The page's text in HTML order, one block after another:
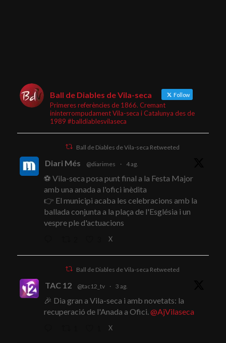
Ball de Diables de Vila-seca Follow
Primeres referències de 1866. Cremant
ininterrompudament Vila-seca i Catalunya des de
1989 #balldiablesvilaseca
Ball de Diables de Vila-seca Retweeted
Diari Més @diarimes · 4 ag.
⚽ Vila-seca posa punt final a la Festa Major
amb una anada a l'ofici inèdita
👉 El municipi acaba les celebracions amb la
ballada conjunta a la plaça de l'Església i un
vespre ple d'actuacions
X
Ball de Diables de Vila-seca Retweeted
TAC 12 @tac12_tv · 3 ag.
🎉 Dia gran a Vila-seca i amb novetats: la
recuperació de l'Anada a Ofici.@AjVilaseca
X